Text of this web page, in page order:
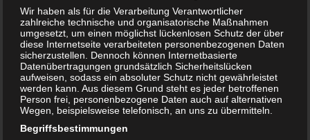
Wir haben als für die Verarbeitung Verantwortlicher
zahlreiche technische und organisatorische Maßnahmen
umgesetzt, um einen möglichst lückenlosen Schutz der über
diese Internetseite verarbeiteten personenbezogenen Daten
sicherzustellen. Dennoch können Internetbasierte
Datenübertragungen grundsätzlich Sicherheitslücken
aufweisen, sodass ein absoluter Schutz nicht gewährleistet
werden kann. Aus diesem Grund steht es jeder betroffenen
Person frei, personenbezogene Daten auch auf alternativen
Wegen, beispielsweise telefonisch, an uns zu übermitteln.
Begriffsbestimmungen